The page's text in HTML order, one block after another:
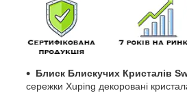
Блиск Блискучих Кристалів
сережки Xuping декоровані